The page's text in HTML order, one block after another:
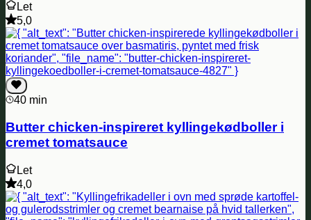
Let
5,0
40 min
Butter chicken-inspireret kyllingekødboller i
cremet tomatsauce
Let
4,0